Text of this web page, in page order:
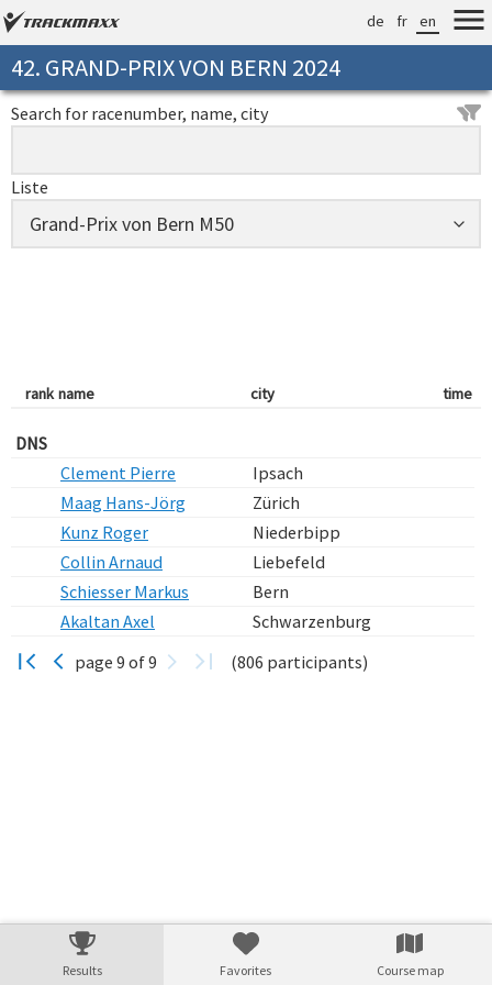
de fr en
42. GRAND-PRIX VON BERN 2024
Search for racenumber, name, city
Liste
rank name city time
DNS
Clement Pierre
Ipsach
Maag Hans-Jörg
Zürich
Kunz Roger
Niederbipp
Collin Arnaud
Liebefeld
Schiesser Markus
Bern
Akaltan Axel
Schwarzenburg
page 9 of 9
(806 participants)
Results Favorites Course map